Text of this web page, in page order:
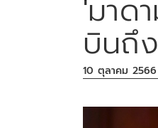
'มาด
บินถึ
10 ตุลาคม 2566